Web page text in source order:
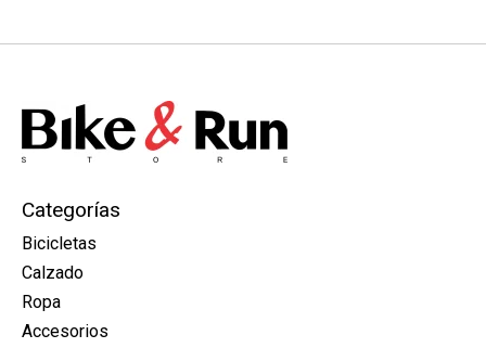
Categorías
Bicicletas
Calzado
Ropa
Accesorios